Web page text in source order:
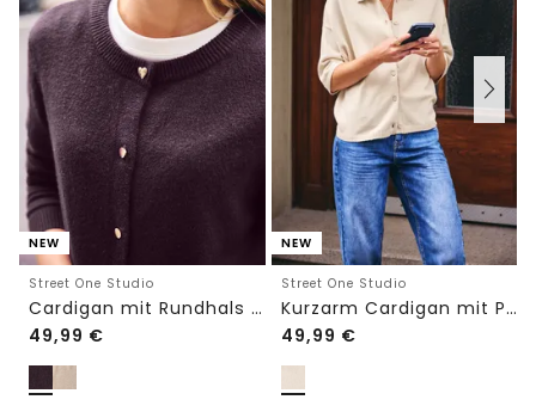
NEW
Street One Studio
Cardigan mit Rundhals und Knöpfen
49,99 €
NEW
Street One Studio
Kurzarm Cardigan mit Polokragen
49,99 €